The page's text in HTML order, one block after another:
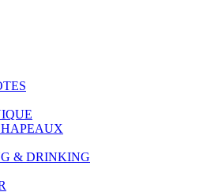
& DRINKING